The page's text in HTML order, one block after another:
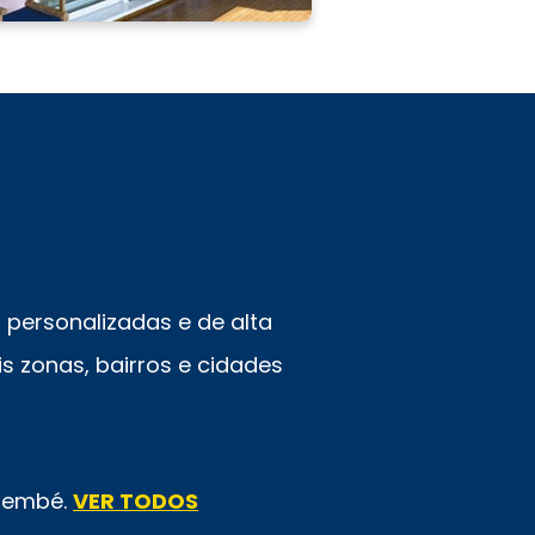
e de alta
zonas, bairros e cidades
VER TODOS